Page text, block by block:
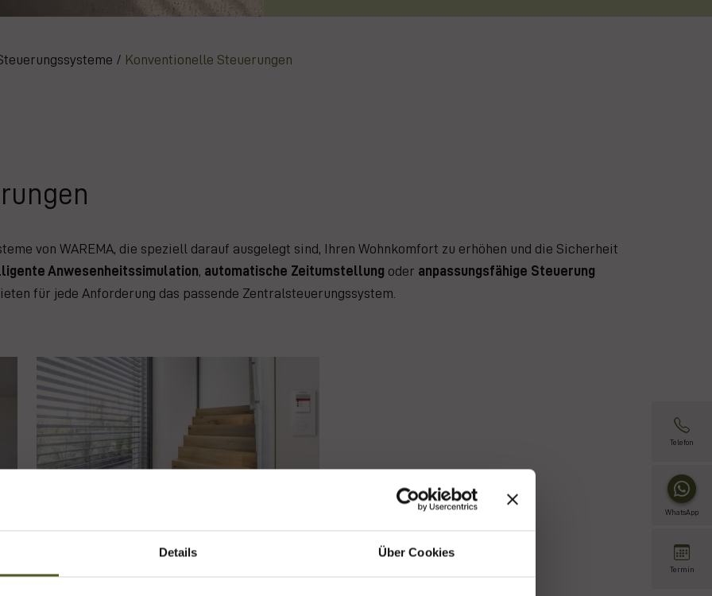
Details Über Cookies
/ Konventionelle Steuerungen
von WAREMA, die speziell darauf ausgelegt sind, Ihren Wohnkomfort zu erhöhen und die Sicherheit
Anwesenheitssimulation, automatische Zeitumstellung oder anpassungsfähige Steuerung
für jede Anforderung das passende Zentralsteuerungssystem.
Wisotronic
Telefon
WhatsApp
Termin